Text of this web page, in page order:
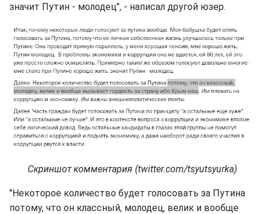
значит Путин - молодец", - написал другой юзер.
Скриншот комментария (twitter.com/tsyutsyurka)
"Некоторое количество будет голосовать за Путина
потому, что он классный, молодец, велик и вообще